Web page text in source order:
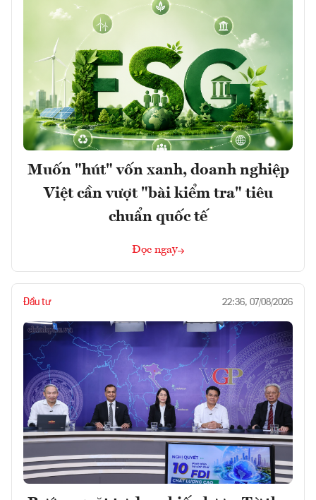
Muốn "hút" vốn xanh, doanh nghiệp
Việt cần vượt "bài kiểm tra" tiêu
chuẩn quốc tế
Đọc ngay
Đầu tư 22:36, 07/08/2026